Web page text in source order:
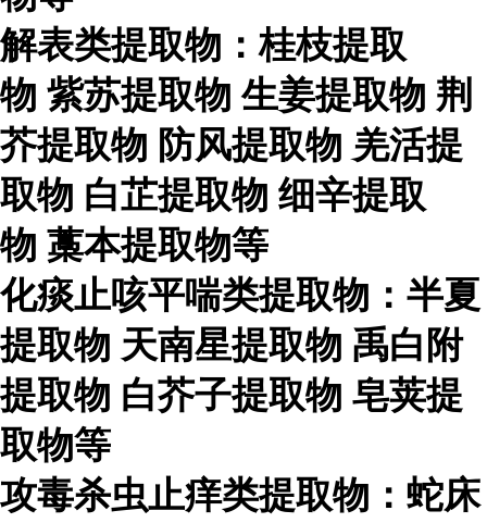
解表类提取物：桂枝提取
物 紫苏提取物 生姜提取物 荆
芥提取物 防风提取物 羌活提
取物 白芷提取物 细辛提取
物 藁本提取物等
化痰止咳平喘类提取物：半夏
提取物 天南星提取物 禹白附
提取物 白芥子提取物 皂荚提
取物等
攻毒杀虫止痒类提取物：蛇床